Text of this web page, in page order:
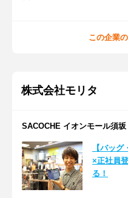
この企業
株式会社モリタ
SACOCHE イオンモール須坂
【バッ
×正社員
る！